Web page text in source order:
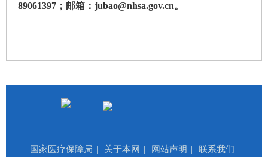
89061397；邮箱：jubao@nhsa.gov.cn。
国家医疗保障局 | 关于本网 | 网站声明 | 联系我们